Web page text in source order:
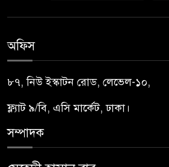
অফিস
৮৭, নিউ ইস্কাটন রোড, লেভেল-১০,
ফ্ল্যাট ৯/বি, এসি মার্কেট, ঢাকা।
সম্পাদক